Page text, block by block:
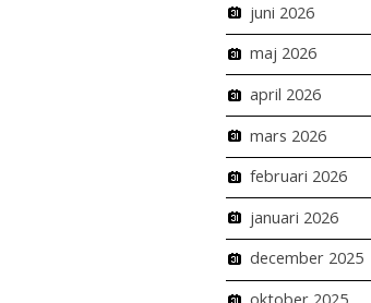
juni 2026
maj 2026
april 2026
mars 2026
februari 2026
januari 2026
december 2025